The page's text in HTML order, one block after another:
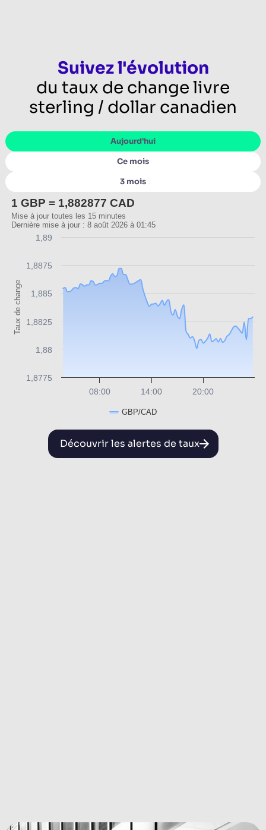
Suivez l'évolution
du taux de change livre
sterling / dollar canadien
Aujourd'hui
Ce mois
3 mois
Taux de change
1 GBP = 1,882877 CAD
Mise à jour toutes les 15 minutes
Dernière mise à jour : 8 août 2026 à 01:45
GBP/CAD
08:00 14:00 20:00
1,8775
1,88
1,8825
1,885
1,8875
1,89
Découvrir les alertes de taux